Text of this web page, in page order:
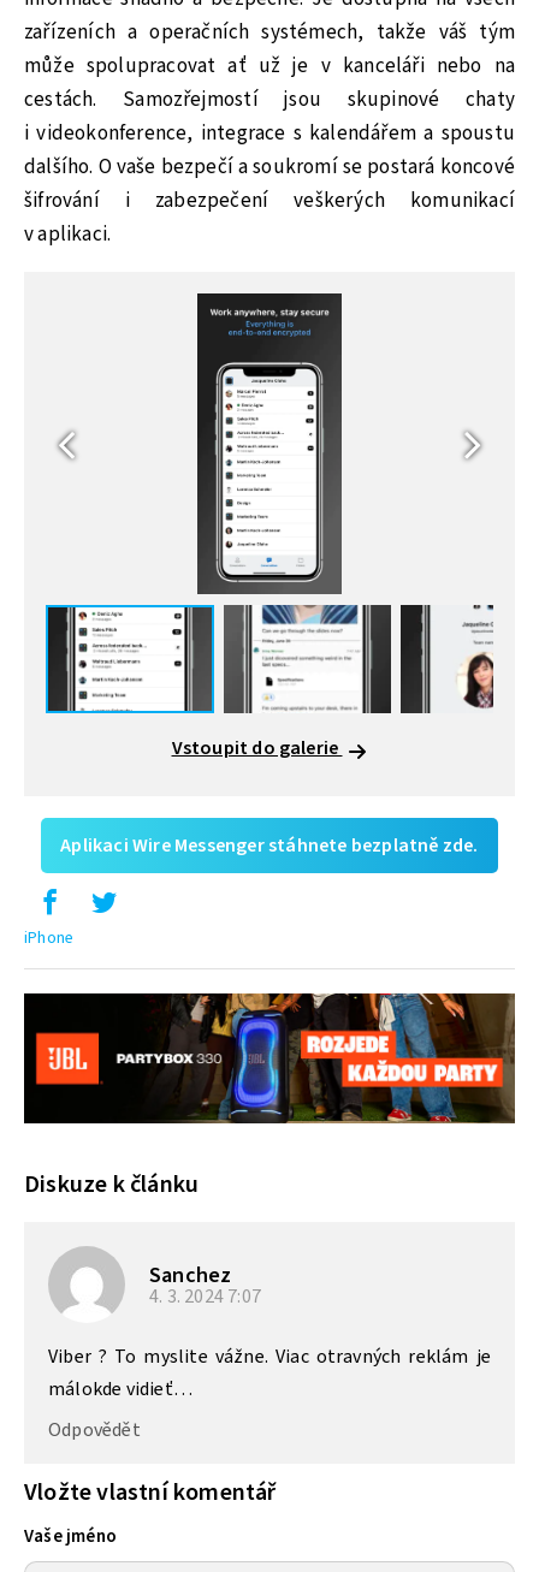
zařízeních a operačních systémech, takže váš tým
může spolupracovat ať už je v kanceláři nebo na
cestách. Samozřejmostí jsou skupinové chaty
i videokonference, integrace s kalendářem a spoustu
dalšího. O vaše bezpečí a soukromí se postará koncové
šifrování i zabezpečení veškerých komunikací
v aplikaci.
Vstoupit do galerie
Aplikaci Wire Messenger stáhnete bezplatně zde.
iPhone
Diskuze k článku
Sanchez
4. 3. 20247:07
Viber ? To myslite vážne. Viac otravných reklám je
málokde vidieť…
Odpovědět
Vložte vlastní komentář
Vaše jméno